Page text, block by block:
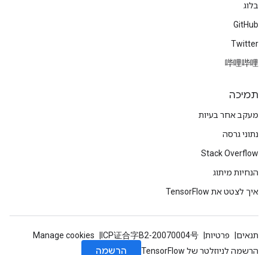
בלוג
GitHub
Twitter
哔哩哔哩
תמיכה
מעקב אחר בעיות
נתוני גרסה
Stack Overflow
הנחיות מיתוג
איך לצטט את TensorFlow
תנאים פרטיות ICP证合字B2-20070004号
Manage cookies
הרשמה לניוזלטר של TensorFlow
הרשמה